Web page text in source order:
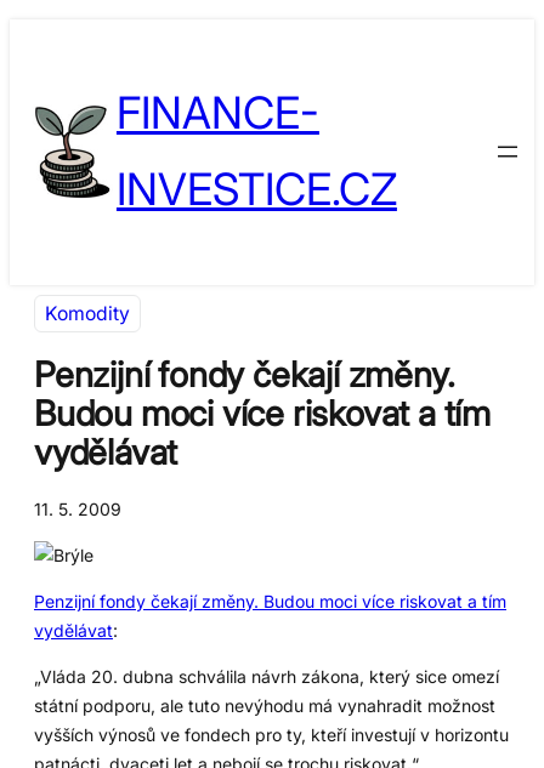
FINANCE-
INVESTICE.CZ
Komodity
Penzijní fondy čekají změny.
Budou moci více riskovat a tím
vydělávat
11. 5. 2009
Penzijní fondy čekají změny. Budou moci více riskovat a tím
vydělávat:
„Vláda 20. dubna schválila návrh zákona, který sice omezí
státní podporu, ale tuto nevýhodu má vynahradit možnost
vyšších výnosů ve fondech pro ty, kteří investují v horizontu